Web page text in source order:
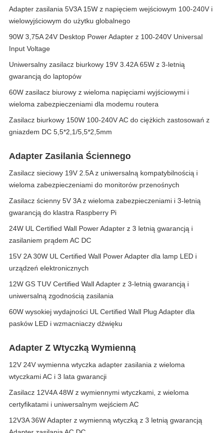
Adapter zasilania 5V3A 15W z napięciem wejściowym 100-240V i
wielowyjściowym do użytku globalnego
90W 3,75A 24V Desktop Power Adapter z 100-240V Universal
Input Voltage
Uniwersalny zasilacz biurkowy 19V 3.42A 65W z 3-letnią
gwarancją do laptopów
60W zasilacz biurowy z wieloma napięciami wyjściowymi i
wieloma zabezpieczeniami dla modemu routera
Zasilacz biurkowy 150W 100-240V AC do ciężkich zastosowań z
gniazdem DC 5,5*2,1/5,5*2,5mm
Adapter Zasilania Ściennego
Zasilacz sieciowy 19V 2.5A z uniwersalną kompatybilnością i
wieloma zabezpieczeniami do monitorów przenośnych
Zasilacz ścienny 5V 3A z wieloma zabezpieczeniami i 3-letnią
gwarancją do klastra Raspberry Pi
24W UL Certified Wall Power Adapter z 3 letnią gwarancją i
zasilaniem prądem AC DC
15V 2A 30W UL Certified Wall Power Adapter dla lamp LED i
urządzeń elektronicznych
12W GS TUV Certified Wall Adapter z 3-letnią gwarancją i
uniwersalną zgodnością zasilania
60W wysokiej wydajności UL Certified Wall Plug Adapter dla
pasków LED i wzmacniaczy dźwięku
Adapter Z Wtyczką Wymienną
12V 24V wymienna wtyczka adapter zasilania z wieloma
wtyczkami AC i 3 lata gwarancji
Zasilacz 12V4A 48W z wymiennymi wtyczkami, z wieloma
certyfikatami i uniwersalnym wejściem AC
12V3A 36W Adapter z wymienną wtyczką z 3 letnią gwarancją